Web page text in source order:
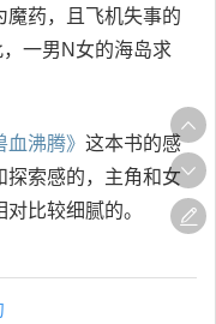
魔药，且飞机失事的
一男N女的海岛求
血沸腾》 这本书的感
探索感的，主角和女
比较细腻的。